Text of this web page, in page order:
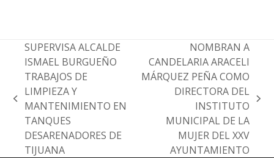
previous
post:
SUPERVISA ALCALDE
ISMAEL BURGUEÑO
TRABAJOS DE
LIMPIEZA Y
MANTENIMIENTO EN
TANQUES
DESARENADORES DE
TIJUANA
NOMBRAN A
CANDELARIA ARACELI
MÁRQUEZ PEÑA COMO
DIRECTORA DEL
INSTITUTO
MUNICIPAL DE LA
MUJER DEL XXV
AYUNTAMIENTO